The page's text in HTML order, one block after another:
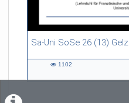
Sa-Uni SoSe 26 (13) Gelz
55:13 duration
1102